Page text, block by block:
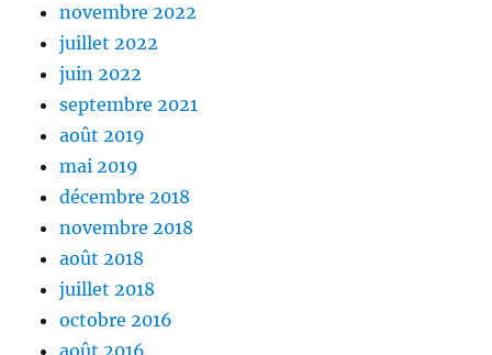
novembre 2022
juillet 2022
juin 2022
septembre 2021
août 2019
mai 2019
décembre 2018
novembre 2018
août 2018
juillet 2018
octobre 2016